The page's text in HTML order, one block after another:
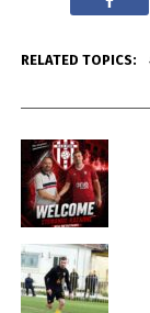
RELATED TOPICS: